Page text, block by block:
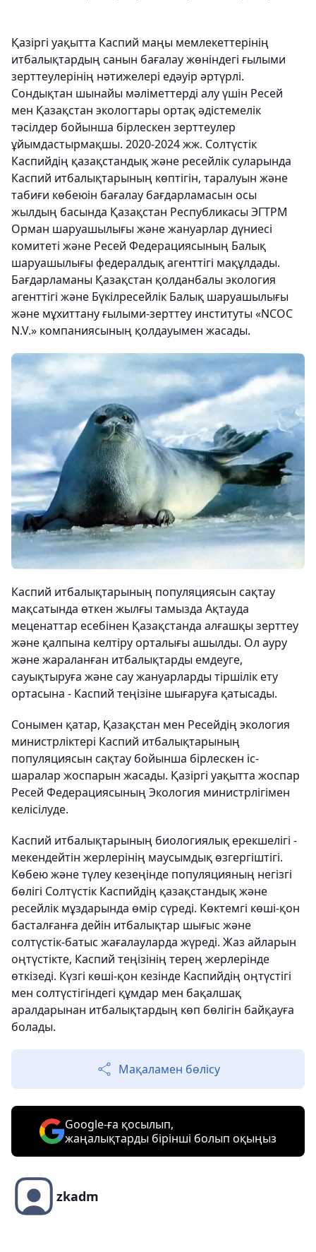
Қазіргі уақытта Каспий маңы мемлекеттерінің
итбалықтардың санын бағалау жөніндегі ғылыми
зерттеулерінің нәтижелері едәуір әртүрлі.
Сондықтан шынайы мәліметтерді алу үшін Ресей
мен Қазақстан экологтары ортақ әдістемелік
тәсілдер бойынша бірлескен зерттеулер
ұйымдастырмақшы. 2020-2024 жж. Солтүстік
Каспийдің қазақстандық және ресейлік суларында
Каспий итбалықтарының көптігін, таралуын және
табиғи көбеюін бағалау бағдарламасын осы
жылдың басында Қазақстан Республикасы ЭГТРМ
Орман шаруашылығы және жануарлар дүниесі
комитеті және Ресей Федерациясының Балық
шаруашылығы федералдық агенттігі мақұлдады.
Бағдарламаны Қазақстан қолданбалы экология
агенттігі және Бүкілресейлік Балық шаруашылығы
және мұхиттану ғылыми-зерттеу институты «NCOC
N.V.» компаниясының қолдауымен жасады.
Каспий итбалықтарының популяциясын сақтау
мақсатында өткен жылғы тамызда Ақтауда
меценаттар есебінен Қазақстанда алғашқы зерттеу
және қалпына келтіру орталығы ашылды. Ол ауру
және жараланған итбалықтарды емдеуге,
сауықтыруға және сау жануарларды тіршілік ету
ортасына - Каспий теңізіне шығаруға қатысады.
Сонымен қатар, Қазақстан мен Ресейдің экология
министрліктері Каспий итбалықтарының
популяциясын сақтау бойынша бірлескен іс-
шаралар жоспарын жасады. Қазіргі уақытта жоспар
Ресей Федерациясының Экология министрлігімен
келісілуде.
Каспий итбалықтарының биологиялық ерекшелігі -
мекендейтін жерлерінің маусымдық өзгергіштігі.
Көбею және түлеу кезеңінде популяцияның негізгі
бөлігі Солтүстік Каспийдің қазақстандық және
ресейлік мұздарында өмір сүреді. Көктемгі көші-қон
басталғанға дейін итбалықтар шығыс және
солтүстік-батыс жағалауларда жүреді. Жаз айларын
оңтүстікте, Каспий теңізінің терең жерлерінде
өткізеді. Күзгі көші-қон кезінде Каспийдің оңтүстігі
мен солтүстігіндегі құмдар мен бақалшақ
аралдарынан итбалықтардың көп бөлігін байқауға
болады.
Мақаламен бөлісу
Google-ға қосылып,
жаңалықтарды бірінші болып оқыңыз
zkadm